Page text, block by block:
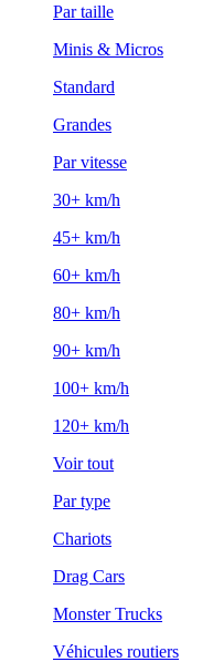
Par taille
Minis & Micros
Standard
Grandes
Par vitesse
30+ km/h
45+ km/h
60+ km/h
80+ km/h
90+ km/h
100+ km/h
120+ km/h
Voir tout
Par type
Chariots
Drag Cars
Monster Trucks
Véhicules routiers